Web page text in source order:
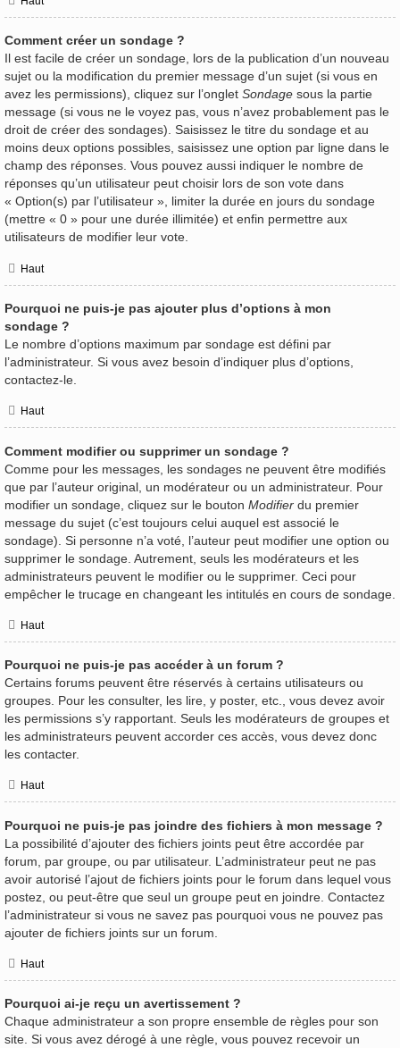
Comment créer un sondage ?
Il est facile de créer un sondage, lors de la publication d’un nouveau
sujet ou la modification du premier message d’un sujet (si vous en
avez les permissions), cliquez sur l’onglet Sondage sous la partie
message (si vous ne le voyez pas, vous n’avez probablement pas le
droit de créer des sondages). Saisissez le titre du sondage et au
moins deux options possibles, saisissez une option par ligne dans le
champ des réponses. Vous pouvez aussi indiquer le nombre de
réponses qu’un utilisateur peut choisir lors de son vote dans
« Option(s) par l’utilisateur », limiter la durée en jours du sondage
(mettre « 0 » pour une durée illimitée) et enfin permettre aux
utilisateurs de modifier leur vote.
Haut
Pourquoi ne puis-je pas ajouter plus d’options à mon
sondage ?
Le nombre d’options maximum par sondage est défini par
l’administrateur. Si vous avez besoin d’indiquer plus d’options,
contactez-le.
Haut
Comment modifier ou supprimer un sondage ?
Comme pour les messages, les sondages ne peuvent être modifiés
que par l’auteur original, un modérateur ou un administrateur. Pour
modifier un sondage, cliquez sur le bouton Modifier du premier
message du sujet (c’est toujours celui auquel est associé le
sondage). Si personne n’a voté, l’auteur peut modifier une option ou
supprimer le sondage. Autrement, seuls les modérateurs et les
administrateurs peuvent le modifier ou le supprimer. Ceci pour
empêcher le trucage en changeant les intitulés en cours de sondage.
Haut
Pourquoi ne puis-je pas accéder à un forum ?
Certains forums peuvent être réservés à certains utilisateurs ou
groupes. Pour les consulter, les lire, y poster, etc., vous devez avoir
les permissions s’y rapportant. Seuls les modérateurs de groupes et
les administrateurs peuvent accorder ces accès, vous devez donc
les contacter.
Haut
Pourquoi ne puis-je pas joindre des fichiers à mon message ?
La possibilité d’ajouter des fichiers joints peut être accordée par
forum, par groupe, ou par utilisateur. L’administrateur peut ne pas
avoir autorisé l’ajout de fichiers joints pour le forum dans lequel vous
postez, ou peut-être que seul un groupe peut en joindre. Contactez
l’administrateur si vous ne savez pas pourquoi vous ne pouvez pas
ajouter de fichiers joints sur un forum.
Haut
Pourquoi ai-je reçu un avertissement ?
Chaque administrateur a son propre ensemble de règles pour son
site. Si vous avez dérogé à une règle, vous pouvez recevoir un